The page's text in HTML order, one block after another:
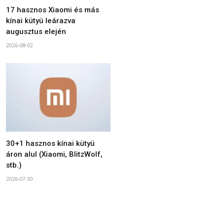
17 hasznos Xiaomi és más
kínai kütyü leárazva
augusztus elején
2026-08-02
30+1 hasznos kínai kütyü
áron alul (Xiaomi, BlitzWolf,
stb.)
2026-07-30